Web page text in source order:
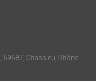
69687, Chassieu, Rhône